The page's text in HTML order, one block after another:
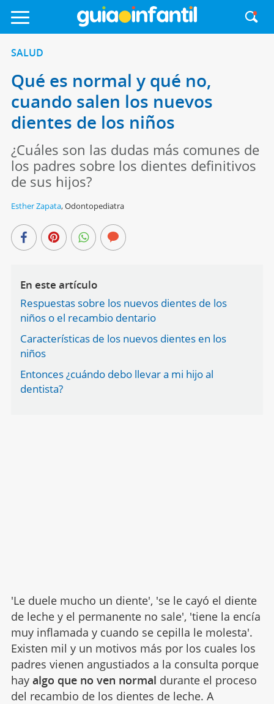
SALUD
Qué es normal y qué no,
cuando salen los nuevos
dientes de los niños
¿Cuáles son las dudas más comunes de
los padres sobre los dientes definitivos
de sus hijos?
Esther Zapata,Odontopediatra
En este artículo
Respuestas sobre los nuevos dientes de los
niños o el recambio dentario
Características de los nuevos dientes en los
niños
Entonces ¿cuándo debo llevar a mi hijo al
dentista?
'Le duele mucho un diente', 'se le cayó el diente
de leche y el permanente no sale', 'tiene la encía
muy inflamada y cuando se cepilla le molesta'.
Existen mil y un motivos más por los cuales los
padres vienen angustiados a la consulta porque
hay algo que no ven normal durante el proceso
del recambio de los dientes de leche. A